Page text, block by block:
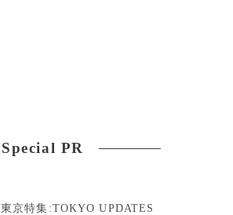
Special PR
東京特集:TOKYO UPDATES